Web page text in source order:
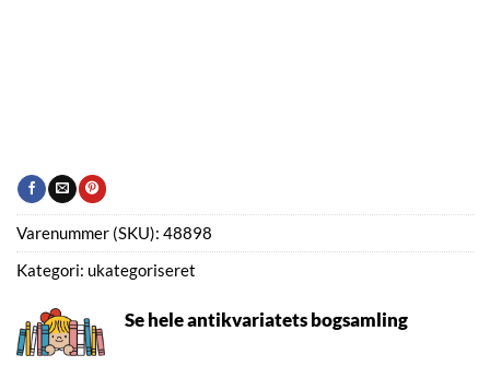
Varenummer (SKU): 48898
Kategori: ukategoriseret
Se hele antikvariatets bogsamling